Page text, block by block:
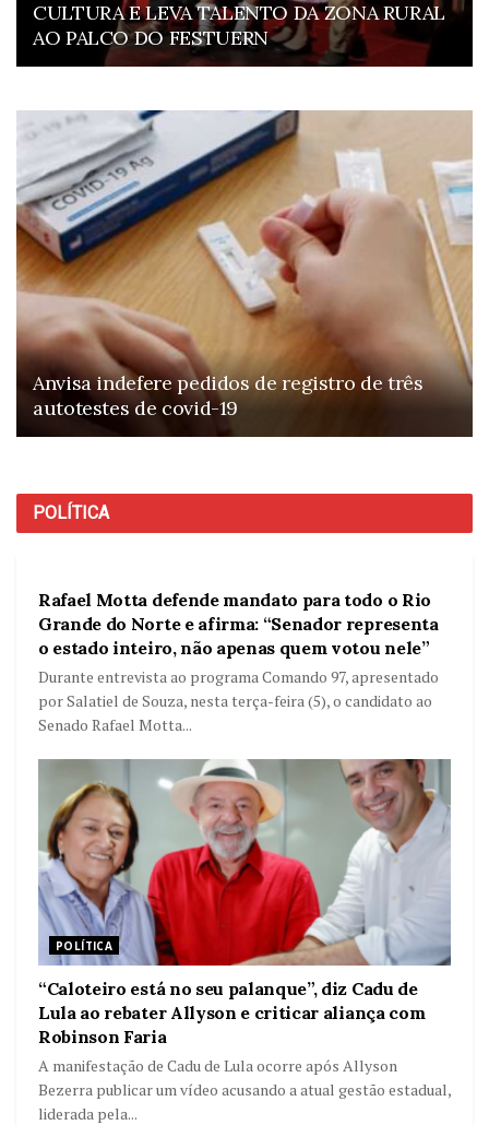
CULTURA E LEVA TALENTO DA ZONA RURAL
AO PALCO DO FESTUERN
The Founding of YouTube A Short History
Anvisa indefere pedidos de registro de três
autotestes de covid-19
POLÍTICA
Rafael Motta defende mandato para todo o Rio
Grande do Norte e afirma: “Senador representa
o estado inteiro, não apenas quem votou nele”
Durante entrevista ao programa Comando 97, apresentado
por Salatiel de Souza, nesta terça-feira (5), o candidato ao
Senado Rafael Motta...
POLÍTICA
“Caloteiro está no seu palanque”, diz Cadu de
Lula ao rebater Allyson e criticar aliança com
Robinson Faria
A manifestação de Cadu de Lula ocorre após Allyson
Bezerra publicar um vídeo acusando a atual gestão estadual,
liderada pela...